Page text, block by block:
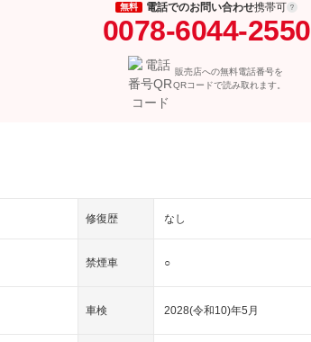
無料 電話でのお問い合わせ携帯可
0078-6044-2550
販売店への無料電話番号を
QRコードで読み取れます。
修復歴 なし
禁煙車 ○
車検 2028(令和10)年5月